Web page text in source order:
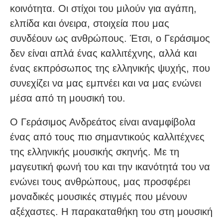
κοινότητα. Οι στίχοι του μιλούν για αγάπη,
ελπίδα και όνειρα, στοιχεία που μας
συνδέουν ως ανθρώπους. Έτσι, ο Γεράσιμος
δεν είναι απλά ένας καλλιτέχνης, αλλά και
ένας εκπρόσωπος της ελληνικής ψυχής, που
συνεχίζει να μας εμπνέει και να μας ενώνει
μέσα από τη μουσική του.
Ο Γεράσιμος Ανδρεάτος είναι αναμφίβολα
ένας από τους πιο σημαντικούς καλλιτέχνες
της ελληνικής μουσικής σκηνής. Με τη
μαγευτική φωνή του και την ικανότητά του να
ενώνει τους ανθρώπους, μας προσφέρει
μοναδικές μουσικές στιγμές που μένουν
αξέχαστες. Η παρακαταθήκη του στη μουσική